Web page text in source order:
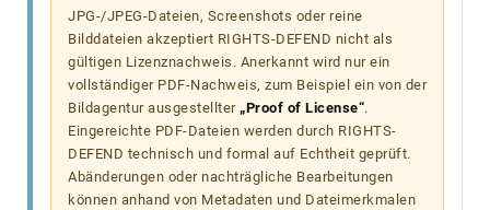
JPG-/JPEG-Dateien, Screenshots oder reine
Bilddateien akzeptiert RIGHTS-DEFEND nicht als
gültigen Lizenznachweis. Anerkannt wird nur ein
vollständiger PDF-Nachweis, zum Beispiel ein von der
Bildagentur ausgestellter „Proof of License“.
Eingereichte PDF-Dateien werden durch RIGHTS-
DEFEND technisch und formal auf Echtheit geprüft.
Abänderungen oder nachträgliche Bearbeitungen
können anhand von Metadaten und Dateimerkmalen